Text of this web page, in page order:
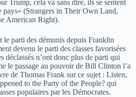
Trump, cela va sans dire, ils se sentent
pays» (Strangers in Their Own Land,
American Right).
le parti des démunis depuis Franklin
devenu le parti des classes favorisées
déclassés n’ont donc plus de parti qui
le passage au pouvoir de Bill Clinton l’a
de Thomas Frank sur ce sujet : Listen,
to the Party of the People? qui
populaires par les Démocrates.